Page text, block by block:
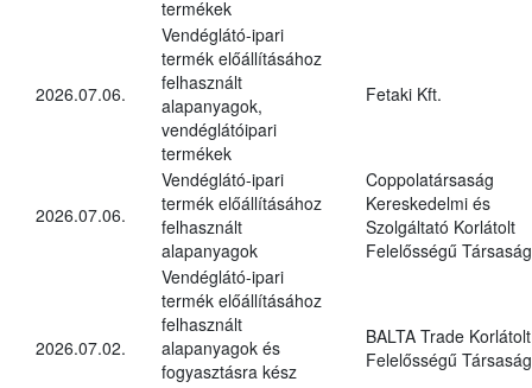
termékek
2026.07.06.
Vendéglátó-ipari
termék előállításához
felhasznált
alapanyagok,
vendéglátóipari
termékek
Fetaki Kft.
2026.07.06.
Vendéglátó-ipari
termék előállításához
felhasznált
alapanyagok
Coppolatársaság
Kereskedelmi és
Szolgáltató Korlátolt
Felelősségű Társaság
2026.07.02.
Vendéglátó-ipari
termék előállításához
felhasznált
alapanyagok és
fogyasztásra kész
BALTA Trade Korlátolt
Felelősségű Társaság